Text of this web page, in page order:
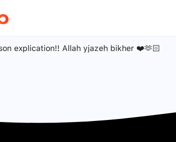
explication!! Allah yjazeh bikher ❤️🫶🏻